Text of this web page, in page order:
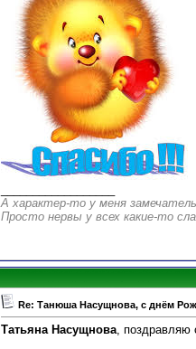
А характер-то у меня
Просто нервы у всех какие-то
Re: Танюша Насущнова, с днём
Татьяна Насущнова, поздравляю